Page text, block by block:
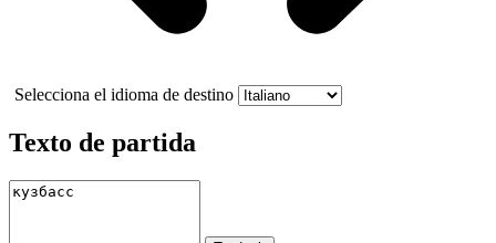
Selecciona el idioma de destino
Texto de partida